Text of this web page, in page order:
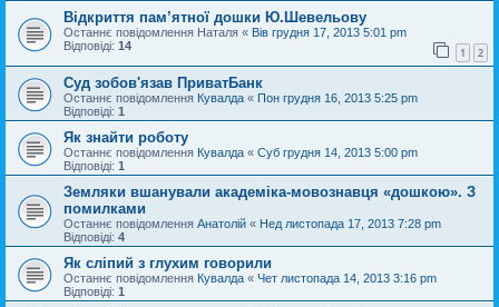
Відкриття пам’ятної дошки Ю.Шевельову
Останнє повідомлення Наталя « Вів грудня 17, 2013 5:01 pm
Відповіді: 14 1 2
Суд зобов'язав ПриватБанк
Останнє повідомлення Кувалда « Пон грудня 16, 2013 5:25 pm
Відповіді: 1
Як знайти роботу
Останнє повідомлення Кувалда « Суб грудня 14, 2013 5:00 pm
Відповіді: 1
Земляки вшанували академіка-мовознавця «дошкою». З
помилками
Останнє повідомлення Анатолій « Нед листопада 17, 2013 7:28 pm
Відповіді: 4
Як сліпий з глухим говорили
Останнє повідомлення Кувалда « Чет листопада 14, 2013 3:16 pm
Відповіді: 1